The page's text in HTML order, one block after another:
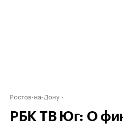
Ростов-на-Дону
РБК ТВ Юг: О